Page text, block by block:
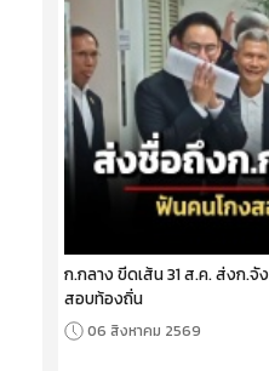
ก.กลาง ขีดเส้น 31 ส.ค. ส่งก.จั
สอบท้องถิ่น
06 สิงหาคม 2569